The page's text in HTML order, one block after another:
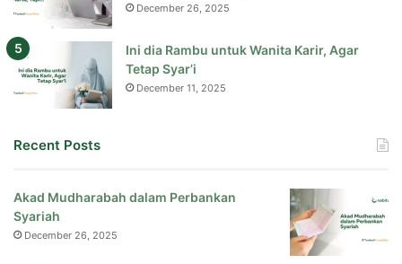
December 26, 2025
Ini dia Rambu untuk Wanita Karir, Agar
Tetap Syar’i
December 11, 2025
Recent Posts
Akad Mudharabah dalam Perbankan
Syariah
December 26, 2025